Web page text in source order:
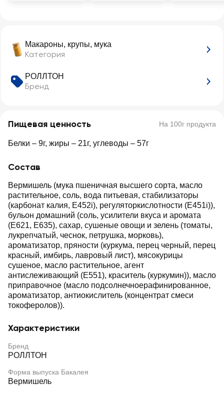
Макароны, крупы, мука
Категория
РОЛЛТОН
Бренд
Пищевая ценность На 100г продукта
Белки – 9г, жиры – 21г, углеводы – 57г
Состав
Вермишель (мука пшеничная высшего сорта, масло
растительное, соль, вода питьевая, стабилизаторы
(карбонат калия, Е452i), регуляторкислотности (Е451i)),
бульон домашний (соль, усилители вкуса и аромата
(Е621, Е635), сахар, сушеные овощи и зелень (томаты,
лукрепчатый, чеснок, петрушка, морковь),
ароматизатор, пряности (куркума, перец черный, перец
красный, имбирь, лавровый лист), мясокурицы
сушеное, масло растительное, агент
антислеживающий (Е551), краситель (куркумин)), масло
приправочное (масло подсолнечноерафинированное,
ароматизатор, антиокислитель (концентрат смеси
токоферолов)).
Характеристики
Бренд
РОЛЛТОН
Форма выпуска Бакалея
Вермишель